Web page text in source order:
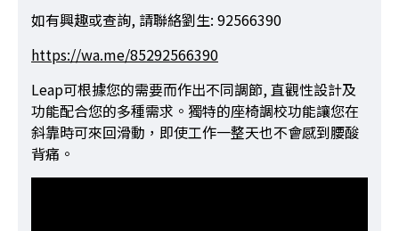
如有興趣或查詢, 請聯絡劉生: 92566390
https://wa.me/85292566390
Leap可根據您的需要而作出不同調節, 直觀性設計及
功能配合您的多種需求。獨特的座椅調校功能讓您在
斜靠時可來回滑動，即使工作一整天也不會感到腰酸
背痛。